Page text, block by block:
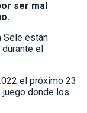
ser mal
Sele están
el
el próximo 23
juego donde los